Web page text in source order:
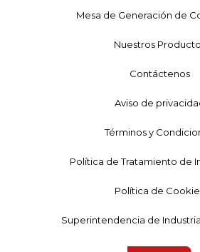
Mesa de Generación de
Nuestros
Contáctenos
Aviso de
Términos y
Política de Tratamiento de
Política de
Superintendencia de